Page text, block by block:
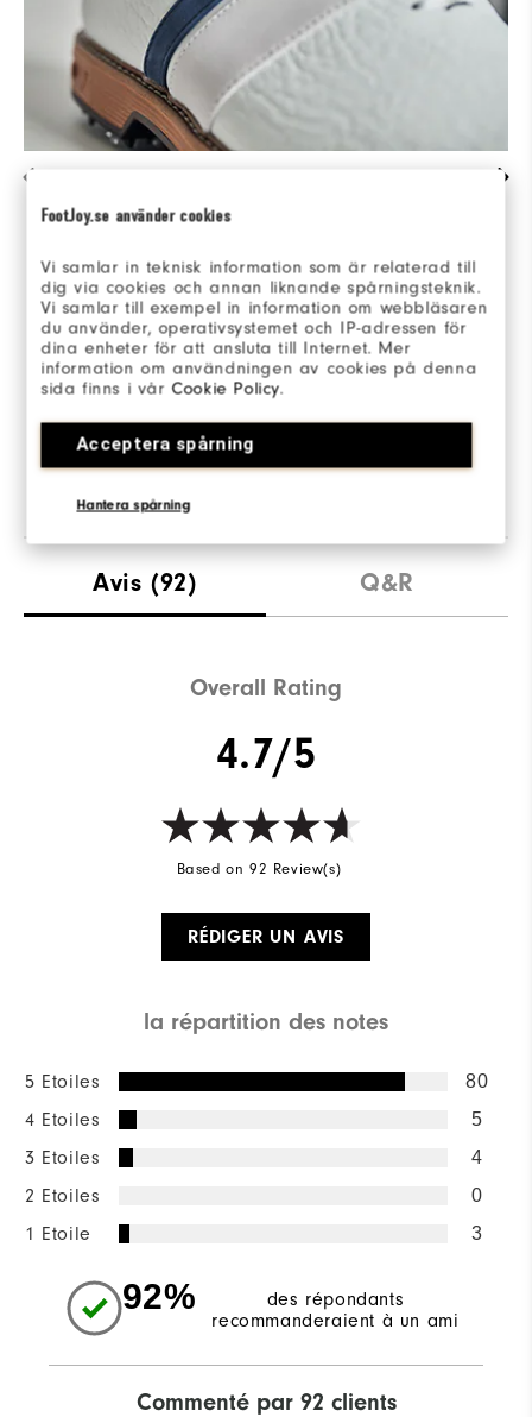
FootJoy.se använder cookies
Vi samlar in teknisk information som är relaterad till
dig via cookies och annan liknande spårningsteknik.
Vi samlar till exempel in information om webbläsaren
du använder, operativsystemet och IP-adressen för
dina enheter för att ansluta till Internet. Mer
information om användningen av cookies på denna
sida finns i vårCookie Policy.
Acceptera spårning
Hantera spårning
DU DÉTAIL
Un cuir pleine fleur de haute qualité,
sélectionné à la main, avec des détails
rafinés. La douceur, la souplesse et la légèreté
des matériaux utilisés permettent d'offrir des
sensations uniques et des performances
durables.
Avis (92) Q&R
Overall Rating
4.7/5
Based on 92 Review(s)
RÉDIGER UN AVIS
la répartition des notes
5 Etoiles 80
4 Etoiles 5
3 Etoiles 4
2 Etoiles 0
1 Etoile 3
92%
des répondants
recommanderaient à un ami
Commenté par 92 clients